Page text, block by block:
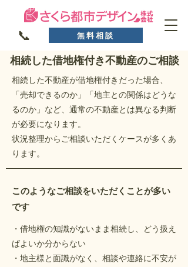
📞 無料相談
相続した借地権付き不動産のご相談
相続した不動産が借地権付きだった場合、
「売却できるのか」「地主との関係はどうな
るのか」など、通常の不動産とは異なる判断
が必要になります。
状況整理からご相談いただくケースが多くあ
ります。
このようなご相談をいただくことが多い
です
・借地権の知識がないまま相続し、どう扱え
ばよいか分からない
・地主様と面識がなく、相談や連絡に不安が